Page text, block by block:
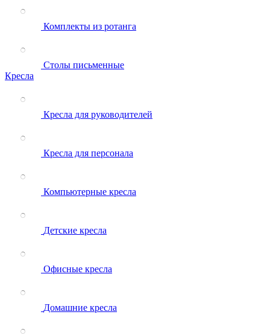
Комплекты из ротанга
Столы письменные
Кресла
Кресла для руководителей
Кресла для персонала
Компьютерные кресла
Детские кресла
Офисные кресла
Домашние кресла